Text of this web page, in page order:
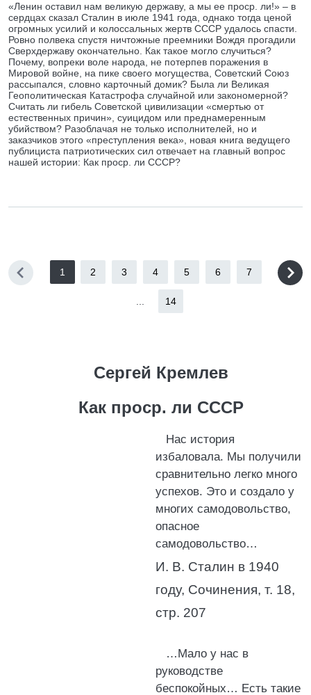
«Ленин оставил нам великую державу, а мы ее проср. ли!» – в
сердцах сказал Сталин в июле 1941 года, однако тогда ценой
огромных усилий и колоссальных жертв СССР удалось спасти.
Ровно полвека спустя ничтожные преемники Вождя прогадили
Сверхдержаву окончательно. Как такое могло случиться?
Почему, вопреки воле народа, не потерпев поражения в
Мировой войне, на пике своего могущества, Советский Союз
рассыпался, словно карточный домик? Была ли Великая
Геополитическая Катастрофа случайной или закономерной?
Считать ли гибель Советской цивилизации «смертью от
естественных причин», суицидом или преднамеренным
убийством? Разоблачая не только исполнителей, но и
заказчиков этого «преступления века», новая книга ведущего
публициста патриотических сил отвечает на главный вопрос
нашей истории: Как проср. ли СССР?
1 2 3 4 5 6 7
14
Сергей Кремлев
Как проср. ли СССР
Нас история
избаловала. Мы получили
сравнительно легко много
успехов. Это и создало у
многих самодовольство,
опасное
самодовольство…
И. В. Сталин в 1940
году, Сочинения, т. 18,
стр. 207
…Мало у нас в
руководстве
беспокойных… Есть такие